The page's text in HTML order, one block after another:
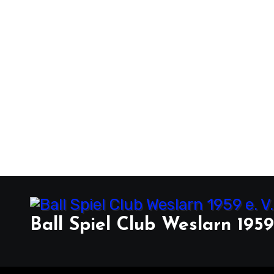
Ball Spiel Club Weslarn